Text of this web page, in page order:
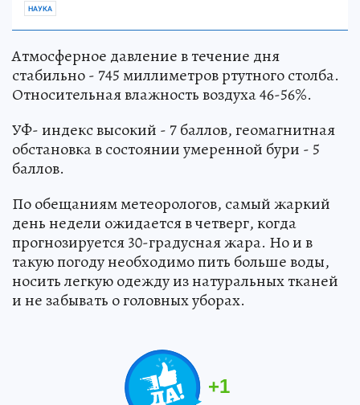
НАУКА
Атмосферное давление в течение дня
стабильно - 745 миллиметров ртутного столба.
Относительная влажность воздуха 46-56%.
УФ- индекс высокий - 7 баллов, геомагнитная
обстановка в состоянии умеренной бури - 5
баллов.
По обещаниям метеорологов, самый жаркий
день недели ожидается в четверг, когда
прогнозируется 30-градусная жара. Но и в
такую погоду необходимо пить больше воды,
носить легкую одежду из натуральных тканей
и не забывать о головных уборах.
+1